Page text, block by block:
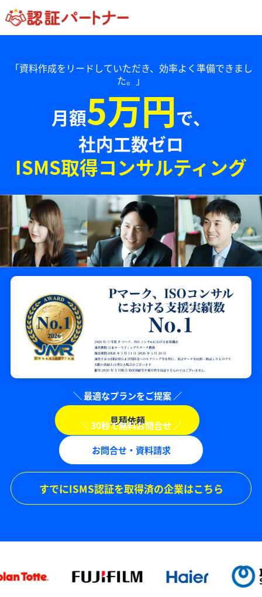
「資料作成をリードしていただき、効率よく準備できまし
た。」
月額5万円で、
社内工数ゼロ
ISMS取得コンサルティング
見積依頼
お問合せ・資料請求
すでにISMS認証を取得済の企業はこちら